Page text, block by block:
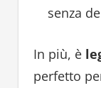
senza
In più, è
perfetto